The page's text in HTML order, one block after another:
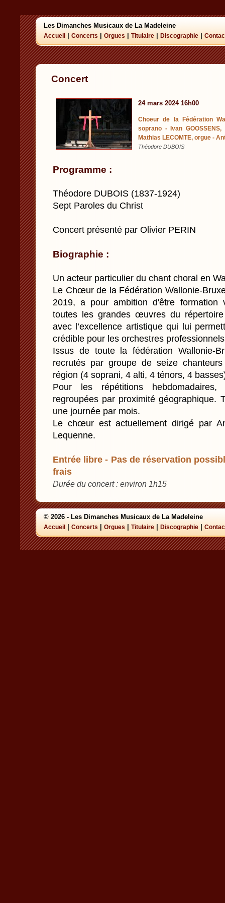
Les Dimanches Musicaux de La Madeleine
Accueil Concerts Orgues Titulaire Discographie
Concert
24 mars 2024 16h00
Choeur de la Fédération
soprano - Ivan
Mathias LECOMTE, orgue -
Théodore DUBOIS
Programme :
Théodore DUBOIS (1837-1924)
Sept Paroles du Christ
Concert présenté par Olivier PERIN
Biographie :
Un acteur particulier du chant choral en
Le Chœur de la Fédération Wallonie-
2019, a pour ambition d'être formation
toutes les grandes œuvres du répertoire
avec l’excellence artistique qui lui
crédible pour les orchestres
Issus de toute la fédération Wallonie-
recrutés par groupe de seize
région (4 soprani, 4 alti, 4 ténors, 4
Pour les répétitions
regroupées par proximité géographique.
une journée par mois.
Le chœur est actuellement dirigé par
Lequenne.
Entrée libre - Pas de réservation
frais
Durée du concert : environ 1h15
© 2026 - Les Dimanches Musicaux de La Madeleine
Accueil Concerts Orgues Titulaire Discographie